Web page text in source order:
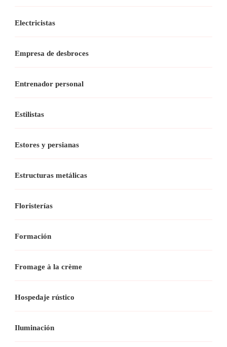
Electricistas
Empresa de desbroces
Entrenador personal
Estilistas
Estores y persianas
Estructuras metálicas
Floristerías
Formación
Fromage à la crème
Hospedaje rústico
Iluminación